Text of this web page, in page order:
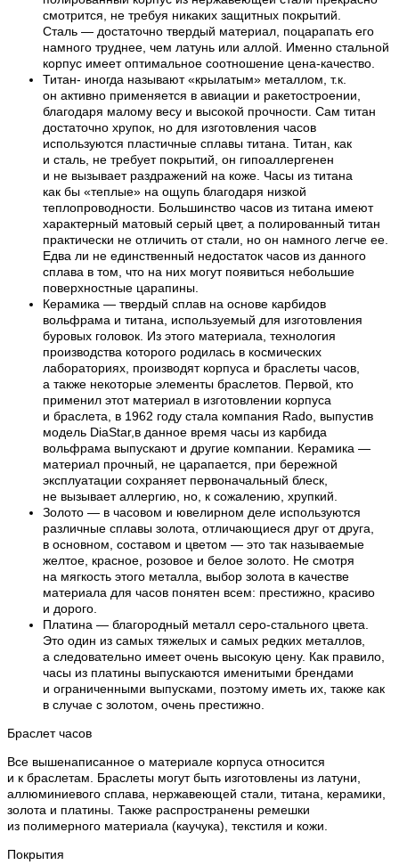
смотрится, не требуя никаких защитных покрытий.
Сталь — достаточно твердый материал, поцарапать его
намного труднее, чем латунь или аллой. Именно стальной
корпус имеет оптимальное соотношение цена-качество.
Титан- иногда называют «крылатым» металлом, т.к.
он активно применяется в авиации и ракетостроении,
благодаря малому весу и высокой прочности. Сам титан
достаточно хрупок, но для изготовления часов
используются пластичные сплавы титана. Титан, как
и сталь, не требует покрытий, он гипоаллергенен
и не вызывает раздражений на коже. Часы из титана
как бы «теплые» на ощупь благодаря низкой
теплопроводности. Большинство часов из титана имеют
характерный матовый серый цвет, а полированный титан
практически не отличить от стали, но он намного легче ее.
Едва ли не единственный недостаток часов из данного
сплава в том, что на них могут появиться небольшие
поверхностные царапины.
Керамика — твердый сплав на основе карбидов
вольфрама и титана, используемый для изготовления
буровых головок. Из этого материала, технология
производства которого родилась в космических
лабораториях, производят корпуса и браслеты часов,
а также некоторые элементы браслетов. Первой, кто
применил этот материал в изготовлении корпуса
и браслета, в 1962 году стала компания Rado, выпустив
модель DiaStar,в данное время часы из карбида
вольфрама выпускают и другие компании. Керамика —
материал прочный, не царапается, при бережной
эксплуатации сохраняет первоначальный блеск,
не вызывает аллергию, но, к сожалению, хрупкий.
Золото — в часовом и ювелирном деле используются
различные сплавы золота, отличающиеся друг от друга,
в основном, составом и цветом — это так называемые
желтое, красное, розовое и белое золото. Не смотря
на мягкость этого металла, выбор золота в качестве
материала для часов понятен всем: престижно, красиво
и дорого.
Платина — благородный металл серо-стального цвета.
Это один из самых тяжелых и самых редких металлов,
а следовательно имеет очень высокую цену. Как правило,
часы из платины выпускаются именитыми брендами
и ограниченными выпусками, поэтому иметь их, также как
в случае с золотом, очень престижно.
Браслет часов
Все вышенаписанное о материале корпуса относится
и к браслетам. Браслеты могут быть изготовлены из латуни,
аллюминиевого сплава, нержавеющей стали, титана, керамики,
золота и платины. Также распространены ремешки
из полимерного материала (каучука), текстиля и кожи.
Покрытия